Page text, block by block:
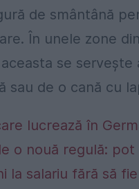
de smântână
În unele zone din
se servește
sau de o cană cu
lucrează în
o nouă regulă: pot
la salariu fără să